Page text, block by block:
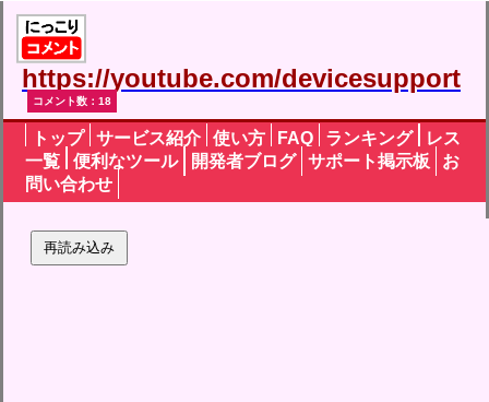
https://youtube.com/devicesupport
コメント数：18
トップ サービス紹介 使い方 FAQ ランキング
レス
一覧
便利なツール 開発者ブログ サポート掲示板
お
問い合わせ